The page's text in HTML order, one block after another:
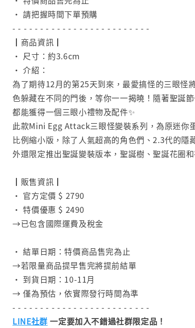
• 請把握時間下單預購
- - - - - - - - - - - - - - - - - - - - - - - - -
┃商品資訊┃
• 尺寸：約3.6cm
• 介紹：
為了期待12月的第25天到來，最愛搞怪的三眼怪
色躲藏在不同的門後，等你一一揭曉！隨著聖誕
都能獲得一個三眼小禮物及配件✨
此款Mini Egg Attack三眼怪變裝系列，為原迷你
比例縮小版，除了人氣超高的角色們、2.3代的隱
外還限定推出聖誕變裝版本，聖誕樹、聖誕花圈
┃販售資訊┃
• 官方定價 $ 2790
• 特價優惠 $ 2490
→已包含國際運費及稅金
• 結單日期：特價商品售完為止
→若限量商品提早售完將提前結單
• 到貨日期：10-11月
→ 僅為預估，依實際發行時間為準
- - - - - - - - - - - - - - - - - - - - - - - - -
LINE社群 一定要加入不錯過社群限定品！